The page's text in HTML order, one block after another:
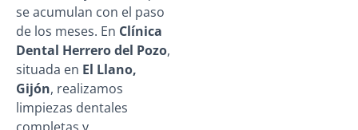
se acumulan con el paso
de los meses. En Clínica
Dental Herrero del Pozo,
situada en El Llano,
Gijón, realizamos
limpiezas dentales